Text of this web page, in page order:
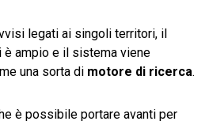
legati ai singoli territori, il
ampio e il sistema viene
una sorta di motore di ricerca.
è possibile portare avanti per